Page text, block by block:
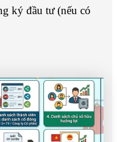
ký đầu tư (nếu có